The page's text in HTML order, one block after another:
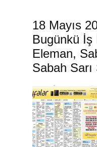
18 Mayıs
Bugünkü İş
Eleman,
Sabah Sarı